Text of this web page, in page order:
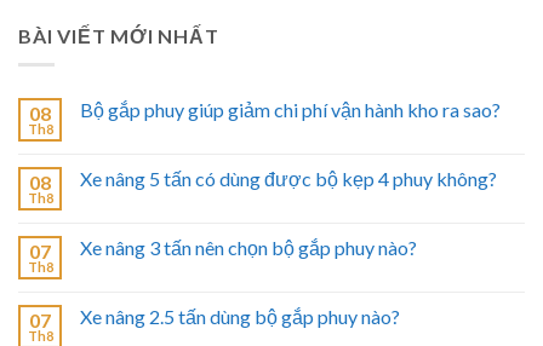
BÀI VIẾT MỚI NHẤT
08
Th8
Bộ gắp phuy giúp giảm chi phí vận hành kho ra sao?
08
Th8
Xe nâng 5 tấn có dùng được bộ kẹp 4 phuy không?
07
Th8
Xe nâng 3 tấn nên chọn bộ gắp phuy nào?
07
Th8
Xe nâng 2.5 tấn dùng bộ gắp phuy nào?